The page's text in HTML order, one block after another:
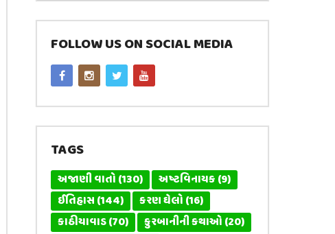
FOLLOW US ON SOCIAL MEDIA
TAGS
અજાણી વાતો(130) અષ્ટવિનાયક(9)
ઈતિહાસ(144) કરણ ઘેલો(16)
કાઠીયાવાડ(70) કુરબાનીની કથાઓ(20)